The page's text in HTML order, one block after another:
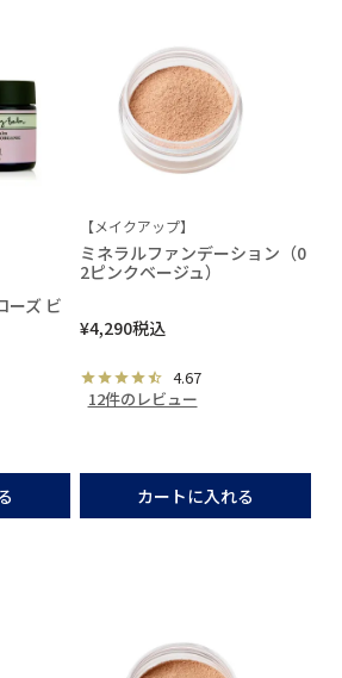
ーズ ビ
【メイクアップ】
ミネラルファンデーション（0
2ピンクベージュ）
¥4,290税込
4.67
12件のレビュー
カートに入れる